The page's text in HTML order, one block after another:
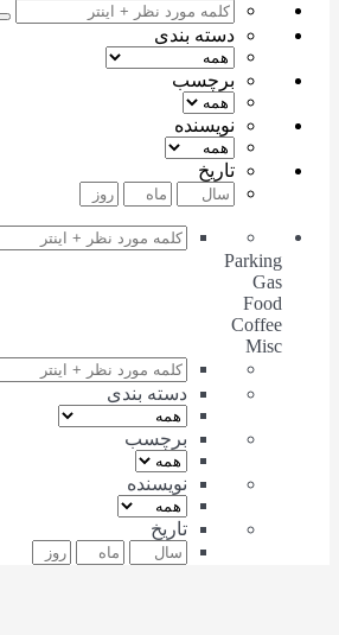
دسته بندی
برچسب
نویسنده
تاریخ
Parking
Coffee
دسته بندی
برچسب
نویسنده
تاریخ